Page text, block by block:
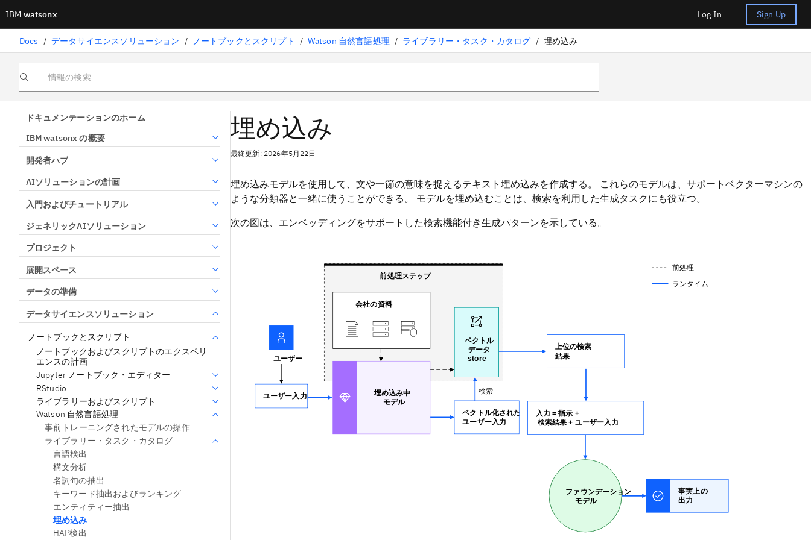
IBM watsonx Log In Sign Up
Docs / データサイエンスソリューション / ノートブックとスクリプト / Watson 自然言語処理 / ライブラリー・タスク・カタログ / 埋め込み
情報の検索
ドキュメンテーションのホーム
IBM watsonx の概要
開発者ハブ
AIソリューションの計画
入門およびチュートリアル
ジェネリックAIソリューション
プロジェクト
展開スペース
データの準備
データサイエンスソリューション
ノートブックとスクリプト
ノートブックおよびスクリプトのエクスペリ
エンスの計画
Jupyter ノートブック・エディター
RStudio
ライブラリーおよびスクリプト
Watson 自然言語処理
事前トレーニングされたモデルの操作
ライブラリー・タスク・カタログ
言語検出
構文分析
名詞句の抽出
キーワード抽出およびランキング
エンティティー抽出
埋め込み
HAP検出
埋め込み
最終更新: 2026年5月22日
埋め込みモデルを使用して、文や一節の意味を捉えるテキスト埋め込みを作成する。 これらのモデルは、サポートベクターマシンの
ような分類器と一緒に使うことができる。 モデルを埋め込むことは、検索を利用した生成タスクにも役立つ。
次の図は、エンベッディングをサポートした検索機能付き生成パターンを示している。